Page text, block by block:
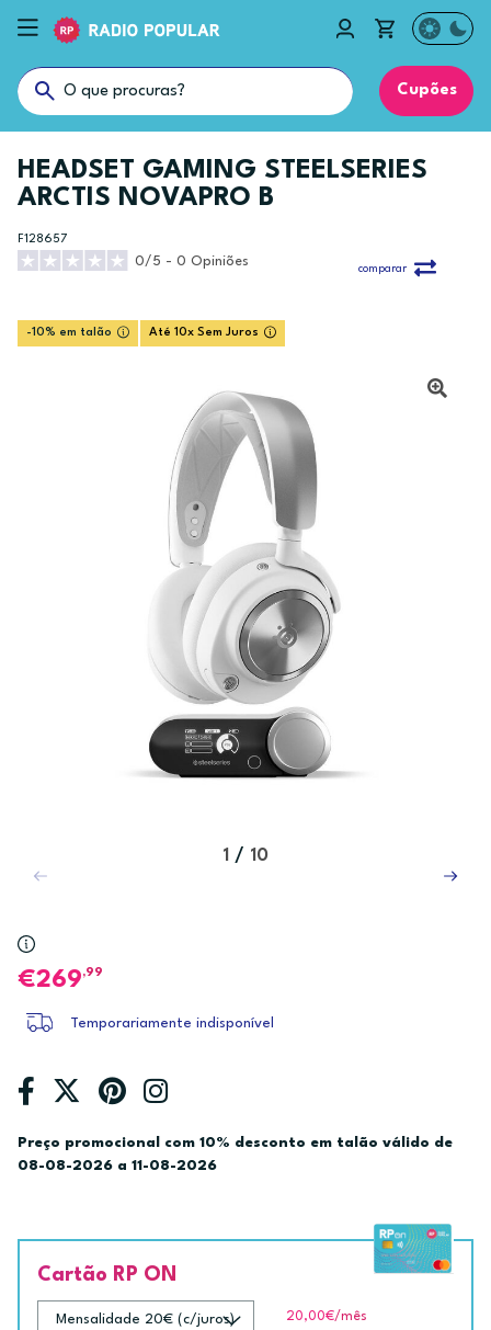
Cupões
HEADSET GAMING STEELSERIES
ARCTIS NOVAPRO B
F128657
0/5 - 0 Opiniões
comparar
-10% em talão Até 10x Sem Juros
1 / 10
269,99
Temporariamente indisponível
Preço promocional com 10% desconto em talão válido de
08-08-2026 a 11-08-2026
Cartão RP ON
20,00€/mês